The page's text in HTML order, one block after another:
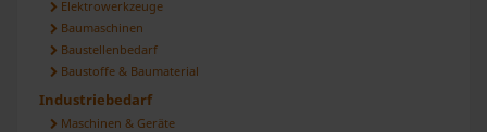
zu können und die Zugriffe auf unsere Website zu
analysieren. Außerdem geben wir Informationen zu Ihrer
Verwendung unserer Website an unsere Partner für
Partner führen diese Informationen möglicherweise mit
Elektrowerkzeuge
Baumaschinen
Baustellenbedarf
Baustoffe & Baumaterial
Industriebedarf
Maschinen & Geräte